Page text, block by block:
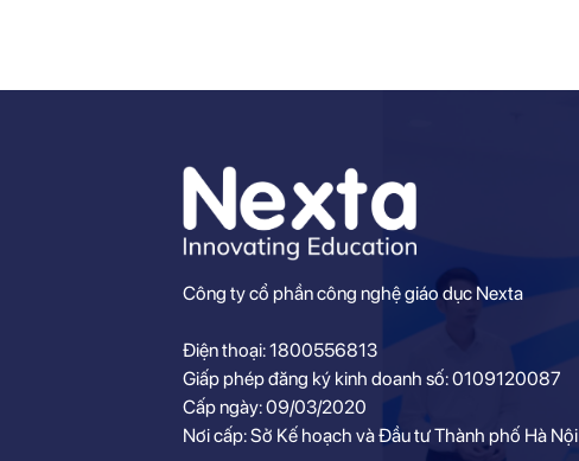
Công ty cổ phần công nghệ giáo dục Nexta
Điện thoại: 1800556813
Giấp phép đăng ký kinh doanh số: 0109120087
Cấp ngày: 09/03/2020
Nơi cấp: Sở Kế hoạch và Đầu tư Thành phố Hà Nội